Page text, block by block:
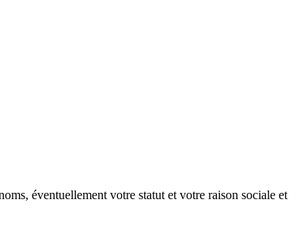
éventuellement votre statut et votre raison sociale et